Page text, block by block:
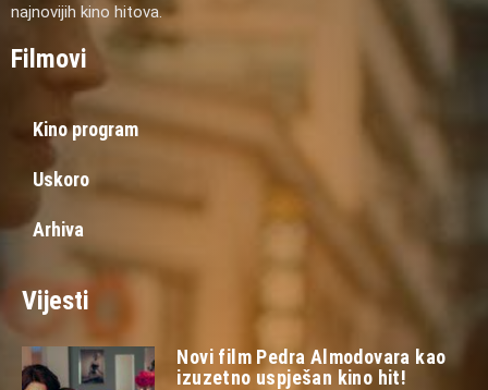
najnovijih kino hitova.
Filmovi
Kino program
Uskoro
Arhiva
Vijesti
Novi film Pedra Almodovara kao
izuzetno uspješan kino hit!